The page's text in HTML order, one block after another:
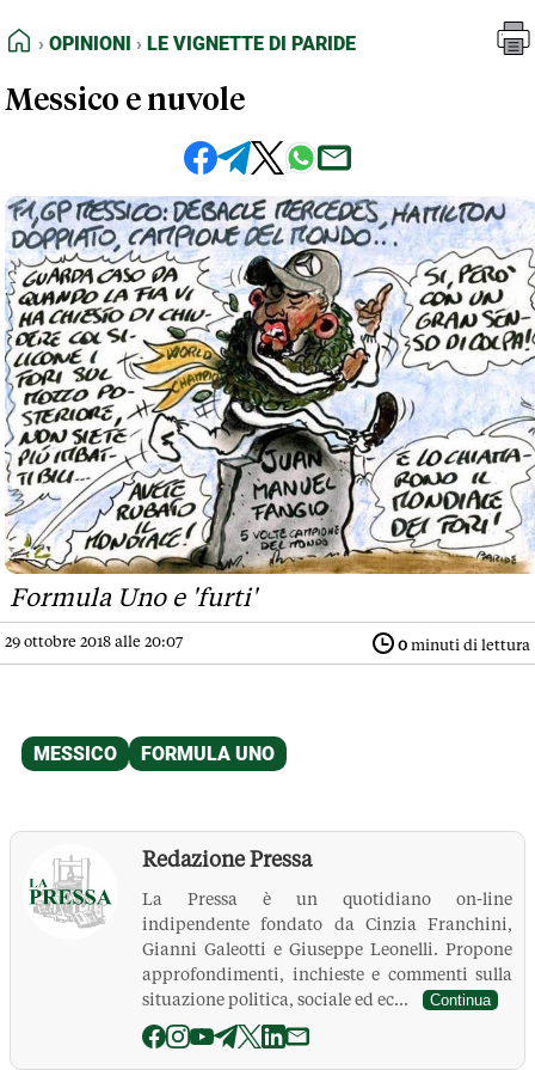
FEED RSS
NORMATIVE DEONTOLOGICHE
TERMINI e CONDIZIONI
Opinioni
Le Vignette di Paride
HOME
OPINIONI LE VIGNETTE DI PARIDE
Messico e nuvole
Formula Uno e 'furti'
29 ottobre 2018 alle 20:07 0 minuti di lettura
Redazione Pressa
La Pressa è un quotidiano on-line
indipendente fondato da Cinzia Franchini,
Gianni Galeotti e Giuseppe Leonelli. Propone
approfondimenti, inchieste e commenti sulla
situazione politica, sociale ed ec...
Continua